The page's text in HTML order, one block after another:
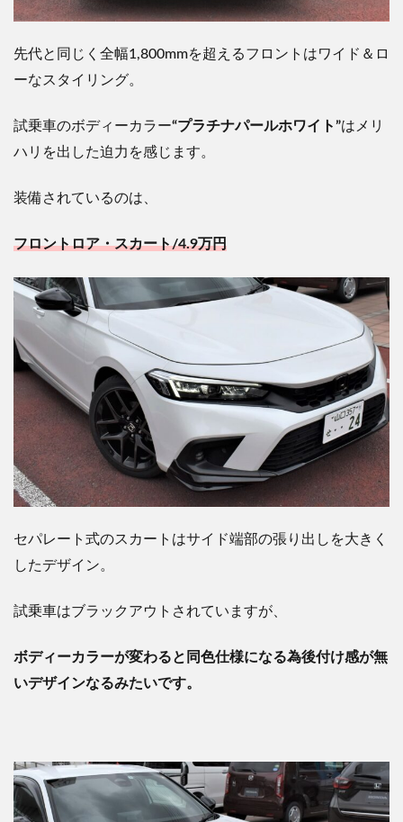
先代と同じく全幅1,800mmを超えるフロントはワイド＆ロ
ーなスタイリング。
試乗車のボディーカラー“プラチナパールホワイト”はメリ
ハリを出した迫力を感じます。
装備されているのは、
フロントロア・スカート/4.9万円
セパレート式のスカートはサイド端部の張り出しを大きく
したデザイン。
試乗車はブラックアウトされていますが、
ボディーカラーが変わると同色仕様になる為後付け感が無
いデザインなるみたいです。